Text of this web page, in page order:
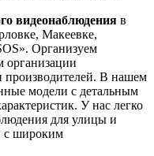
видеонаблюдения в
Макеевке,
Организуем
организации
производителей. В нашем
модели с детальным
У нас легко
для улицы и
с широким